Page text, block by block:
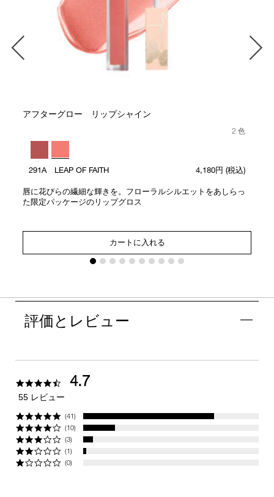
アフターグロー リップシャイン
2 色
291A LEAP OF FAITH 4,180円 (税込)
唇に花びらの繊細な輝きを。フローラルシルエットをあしらっ
た限定パッケージのリップグロス
カートに入れる
評価とレビュー
4.74.7
55 レビュー
(41)
(10)
(3)
(1)
(0)